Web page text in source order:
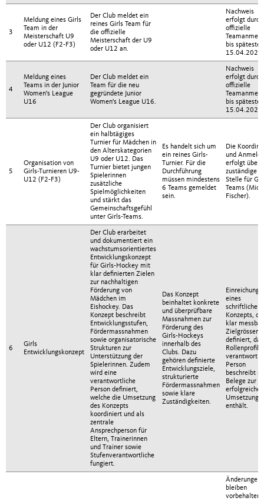
3
Meldung eines Girls
Team in der
Meisterschaft U9
oder U12 (F2-F3)
Der Club meldet ein
reines Girls Team für
die offizielle
Meisterschaft der U9
oder U12 an.
Nachweis
erfolgt durch
offizielle
bis
15.04.2026.
4
Meldung eines
Teams in der Junior
Women's League
U16
Der Club meldet ein
Team für die neu
gegründete Junior
Women's League U16.
Nachweis
erfolgt durch
offizielle
bis
15.04.2026.
5
Organisation von
Girls-Turnieren U9-
U12 (F2-F3)
Der Club organisiert
ein halbtägiges
Turnier für Mädchen in
den Alterskategorien
U9 oder U12. Das
Turnier bietet jungen
Spielerinnen
zusätzliche
Spielmöglichkeiten
und stärkt das
Gemeinschaftsgefühl
unter Girls-Teams.
Es handelt sich um
ein reines Girls-
Turnier. Für die
Durchführung
müssen mindestens
6 Teams gemeldet
sein.
Die
und
erfolgt über
zuständige
Stelle für
Teams
Fischer).
6
Girls
Entwicklungskonzept
Der Club erarbeitet
und dokumentiert ein
wachstumsorientiertes
Entwicklungskonzept
für Girls-Hockey mit
klar definierten Zielen
zur nachhaltigen
Förderung von
Mädchen im
Eishockey. Das
Konzept beschreibt
Entwicklungsstufen,
Fördermassnahmen
sowie organisatorische
Strukturen zur
Unterstützung der
Spielerinnen. Zudem
wird eine
verantwortliche
Person definiert,
welche die Umsetzung
des Konzepts
koordiniert und als
zentrale
Ansprechperson für
Eltern, Trainerinnen
und Trainer sowie
Stufenverantwortliche
fungiert.
Das Konzept
beinhaltet konkrete
und überprüfbare
Massnahmen zur
Förderung des
Girls-Hockeys
innerhalb des
Clubs. Dazu
gehören definierte
Entwicklungsziele,
strukturierte
Fördermassnahmen
sowie klare
Zuständigkeiten.
Einreichung
eines
schriftlichen
Konzepts,
klar
Zielgrössen
definiert, das
Rollenprofil
Person
beschreibt
Belege zur
erfolgreichen
Umsetzung
enthält.
Änderungen
bleiben
vorbehalten.